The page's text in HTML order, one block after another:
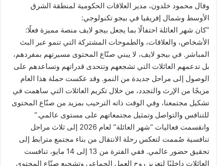
وقال محمود خلدون، مدير العلاقات الحكومية لمنطقة الشرق
الأوسط وشمال إفريقيا في بيجو تكنولوجي:
“كان شهر العائلة احتفالًا بما يجعل بيجو لايف منصة مميزة فعلًا:
الأشخاص، والعلاقات، والطموحات المشتركة التي تنمو عبر البث
المباشر. في بيجو لايف، لا يبني صنّاع المحتوى مسيرتهم بمفردهم،
بل تدعمهم العائلات التي تشجعهم وتتحدى قدراتهم وتساعدهم على
الوصول إلى مراحل جديدة من النمو. وقد عكست حملة هذا العام
مزيجًا من الإرث والتجدد، من خلال تكريم العائلات التي ساهمت في
تشكيل مجتمعنا، وفي الوقت ذاته الترحيب بمزيد من صنّاع المحتوى
للتنافس والتواصل وتمثيل مجتمعاتهم على مستوى عالمي.”
وانقسمت فعاليات “شهر العائلة” لعام 2026 إلى ثلاث مراحل
تنافسية صُممت لتعكس رحلة الانتقال من بناء مجتمع مترابط إلى
تحقيق حضور عالمي. ففي الفترة من 13 إلى 14 مايو، تنافست
العائلات داخليًا لتعزيز روح العمل الجماعي وتشجيع صنّاع المحتوى